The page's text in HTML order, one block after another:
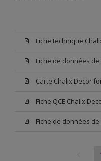
Fiche technique
Carte Chalix Decor
Fiche QCE Chalix